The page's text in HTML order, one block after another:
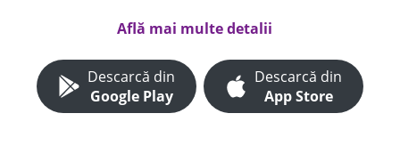
Află mai multe detalii
Descarcă din
Google Play
Descarcă din
App Store